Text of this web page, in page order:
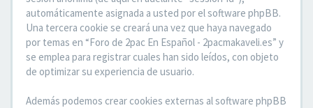
automáticamente asignada a usted por el software phpBB.
Una tercera cookie se creará una vez que haya navegado
por temas en “Foro de 2pac En Español - 2pacmakaveli.es” y
se emplea para registrar cuales han sido leídos, con objeto
de optimizar su experiencia de usuario.
Además podemos crear cookies externas al software phpBB